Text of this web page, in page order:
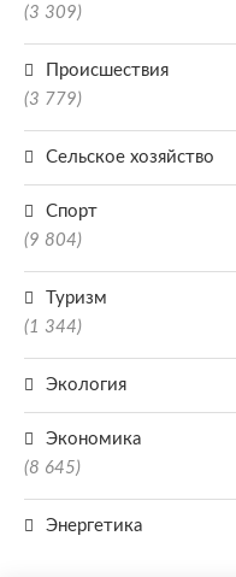
(3 309)
Происшествия
(3 779)
Сельское хозяйство
Спорт
(9 804)
Туризм
(1 344)
Экология
Экономика
(8 645)
Энергетика